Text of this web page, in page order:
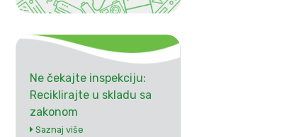
Ne čekajte inspekciju:
Reciklirajte u skladu sa
zakonom
Saznaj više